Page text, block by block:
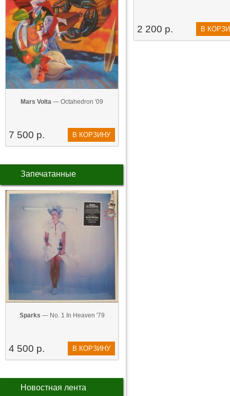
Mars Volta — Octahedron '09
7 500 р. В КОРЗИНУ
Запечатанные
Sparks — No. 1 In Heaven '79
4 500 р. В КОРЗИНУ
Новостная лента
2 200 р. В